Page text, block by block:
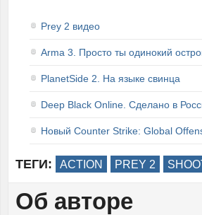
Prey 2 видео
Arma 3. Просто ты одинокий
PlanetSide 2. На языке свинца
Deep Black Online. Сделано в
Новый Counter Strike: Global
ТЕГИ: ACTION PREY 2
Об авторе